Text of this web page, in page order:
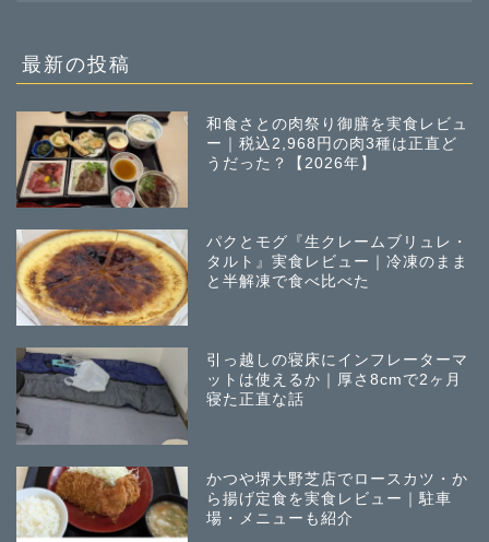
稿
最新の投稿
和食さとの肉祭り御膳を実食レビュ
ー｜税込2,968円の肉3種は正直ど
うだった？【2026年】
パクとモグ『生クレームブリュレ・
タルト』実食レビュー｜冷凍のまま
と半解凍で食べ比べた
引っ越しの寝床にインフレーターマ
ットは使えるか｜厚さ8cmで2ヶ月
寝た正直な話
かつや堺大野芝店でロースカツ・か
ら揚げ定食を実食レビュー｜駐車
場・メニューも紹介